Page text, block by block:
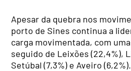
Apesar da quebra nos
porto de Sines continua a
carga movimentada, com
seguido de Leixões (22,4%),
Setúbal (7,3%) e Aveiro (6,2%).